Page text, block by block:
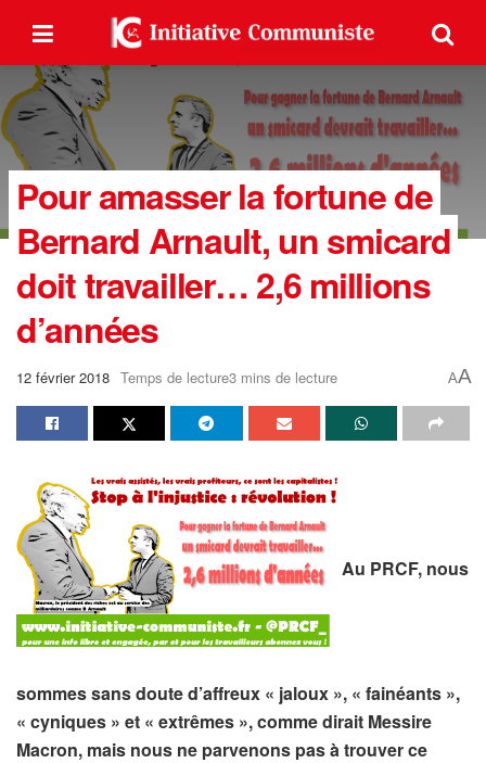
Pour amasser la fortune de
Bernard Arnault, un smicard
doit travailler… 2,6 millions
d’années
12 février 2018 Temps de lecture3 mins de lecture AA
Au PRCF, nous
sommes sans doute d’affreux « jaloux », « fainéants »,
« cyniques » et « extrêmes », comme dirait Messire
Macron, mais nous ne parvenons pas à trouver ce